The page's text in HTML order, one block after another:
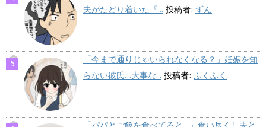
夫がたどり着いた『... 投稿者: ずん
「今まで通りじゃいられなくなる？」妊娠を知
らない彼氏…大事な... 投稿者: ふくふく